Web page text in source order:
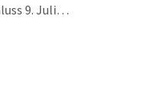
9. Juli…